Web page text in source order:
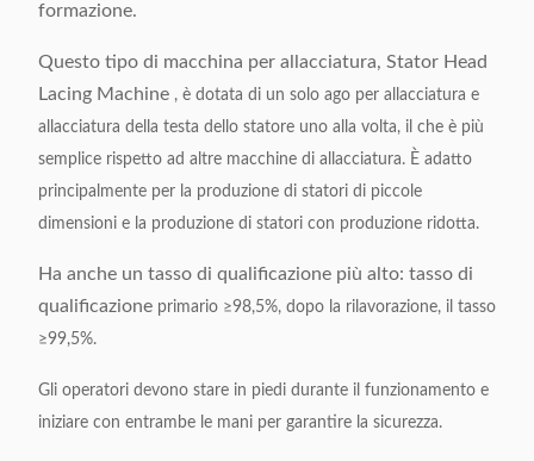
formazione.
Questo tipo di macchina per allacciatura, Stator Head
Lacing Machine , è dotata di un solo ago per allacciatura e
allacciatura della testa dello statore uno alla volta, il che è più
semplice rispetto ad altre macchine di allacciatura. È adatto
principalmente per la produzione di statori di piccole
dimensioni e la produzione di statori con produzione ridotta.
Ha anche un tasso di qualificazione più alto: tasso di
qualificazione primario ≥98,5%, dopo la rilavorazione, il tasso
≥99,5%.
Gli operatori devono stare in piedi durante il funzionamento e
iniziare con entrambe le mani per garantire la sicurezza.